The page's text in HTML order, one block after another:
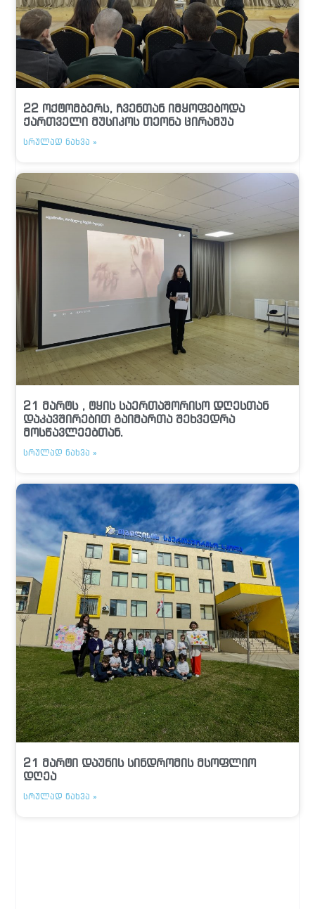
22 ოქტომბერს, ჩვენთან იმყოფებოდა
ქართველი მუსიკოს თეონა ცირამუა
ᲡᲠᲣᲚᲐᲓ ᲜᲐᲮᲕᲐ »
21 მარტს , ტყის საერთაშორისო დღესთან
დაკავშირებით გაიმართა შეხვედრა
მოსწავლეებთან.
ᲡᲠᲣᲚᲐᲓ ᲜᲐᲮᲕᲐ »
21 მარტი დაუნის სინდრომის მსოფლიო
დღეა
ᲡᲠᲣᲚᲐᲓ ᲜᲐᲮᲕᲐ »